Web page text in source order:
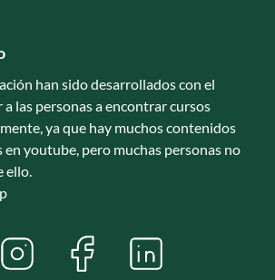
han sido desarrollados con el
las personas a encontrar cursos
ya que hay muchos contenidos
youtube, pero muchas personas no
ello.